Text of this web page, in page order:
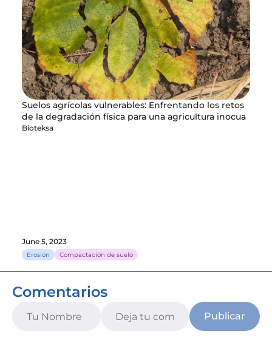
Suelos agrícolas vulnerables: Enfrentando los retos
de la degradación física para una agricultura inocua
Bioteksa
June 5, 2023
Erosión Compactación de suelo
Comentarios
Publicar